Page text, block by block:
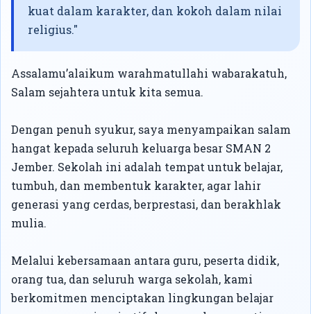
kuat dalam karakter, dan kokoh dalam nilai
religius."
Assalamu’alaikum warahmatullahi wabarakatuh,
Salam sejahtera untuk kita semua.
Dengan penuh syukur, saya menyampaikan salam
hangat kepada seluruh keluarga besar SMAN 2
Jember. Sekolah ini adalah tempat untuk belajar,
tumbuh, dan membentuk karakter, agar lahir
generasi yang cerdas, berprestasi, dan berakhlak
mulia.
Melalui kebersamaan antara guru, peserta didik,
orang tua, dan seluruh warga sekolah, kami
berkomitmen menciptakan lingkungan belajar